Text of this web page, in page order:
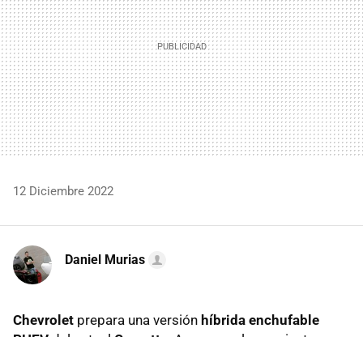
12 Diciembre 2022
Daniel Murias
Chevrolet prepara una versión híbrida enchufable